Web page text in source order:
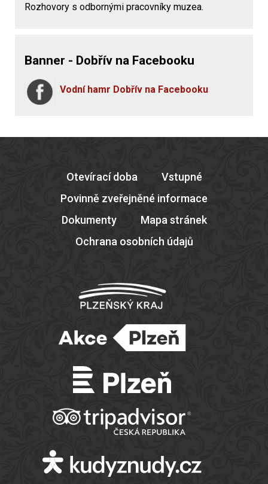
Rozhovory s odbornými pracovníky muzea.
Banner - Dobřív na Facebooku
Vodní hamr Dobřív na Facebooku
Otevírací doba
Vstupné
Povinně zveřejněné informace
Dokumenty
Mapa stránek
Ochrana osobních údajů